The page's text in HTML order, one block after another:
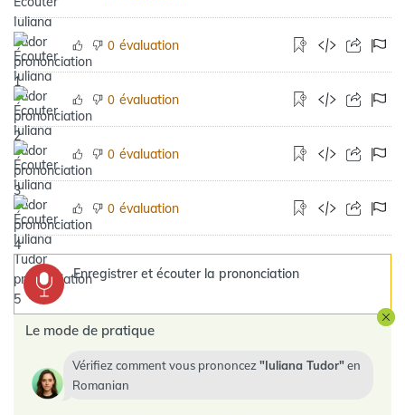
0 évaluation
0 évaluation
0 évaluation
0 évaluation
Enregistrer et écouter la prononciation
Le mode de pratique
Vérifiez comment vous prononcez Iuliana Tudor en
Romanian